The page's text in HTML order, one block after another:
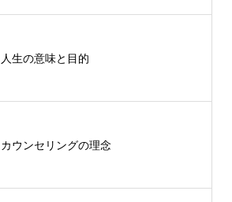
人生の意味と目的
カウンセリングの理念